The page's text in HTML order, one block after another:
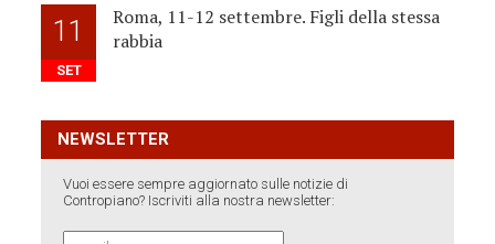
11
SET
Roma, 11-12 settembre. Figli della stessa
rabbia
NEWSLETTER
Vuoi essere sempre aggiornato sulle notizie di
Contropiano? Iscriviti alla nostra newsletter: